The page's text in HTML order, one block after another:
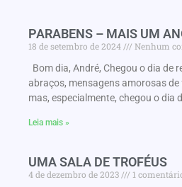
PARABENS – MAIS UM
18 de setembro de 2024
Nenhum
Bom dia, André, Chegou o dia de
abraços, mensagens amorosas de
mas, especialmente, chegou o dia
Leia mais »
UMA SALA DE TROFÉUS
4 de dezembro de 2023
1